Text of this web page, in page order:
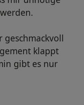
geschmackvoll
klappt
gibt es nur